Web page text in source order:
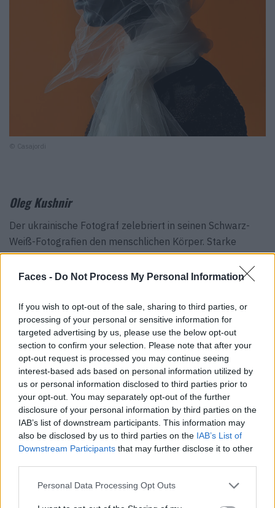
Faces - Do Not Process My Personal Information
If you wish to opt-out of the sale, sharing to third parties, or
processing of your personal or sensitive information for
targeted advertising by us, please use the below opt-out
section to confirm your selection. Please note that after your
opt-out request is processed you may continue seeing
interest-based ads based on personal information utilized by
us or personal information disclosed to third parties prior to
your opt-out. You may separately opt-out of the further
disclosure of your personal information by third parties on the
IAB’s list of downstream participants. This information may
also be disclosed by us to third parties on the IAB’s List of
Downstream Participants that may further disclose it to other
Personal Data Processing Opt Outs
© Casajordi
Oleg Kushnir
Der ukrainische Fotograf zelebriert in seinen Schwarz-
Weiß-Fotografien den menschlichen Körper. Starke
Kontraste, Silhouetten, geometrische Formen und
akribisch durchdachte Kompositionen
Je länger man hinschaut, desto mehr erkennt man – eine
gute Strategie, wenn man die Aufmerksamkeit der
BetrachterInnen erlangen will.